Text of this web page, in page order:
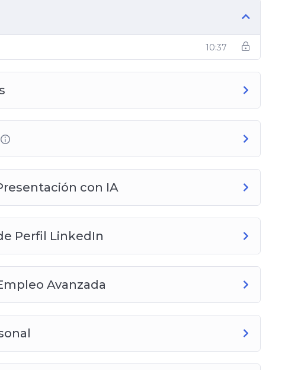
10:37
con IA
Perfil LinkedIn
Avanzada